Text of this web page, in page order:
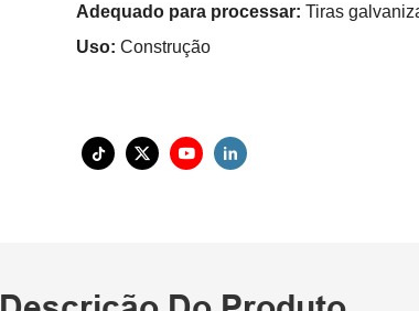
Adequado para processar: Tiras
Uso: Construção